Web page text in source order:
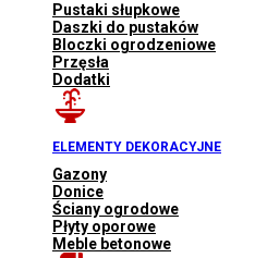
Pustaki słupkowe
Daszki do pustaków
Bloczki ogrodzeniowe
Przęsła
Dodatki
ELEMENTY DEKORACYJNE
Gazony
Donice
Ściany ogrodowe
Płyty oporowe
Meble betonowe